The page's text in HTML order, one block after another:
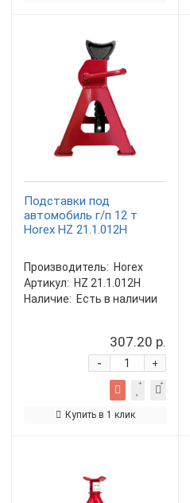
Подставки под
автомобиль г/п 12 т
Horex HZ 21.1.012H
Производитель: Horex
Артикул: HZ 21.1.012H
Наличие: Есть в наличии
307.20 р.
+
-
Купить в 1 клик